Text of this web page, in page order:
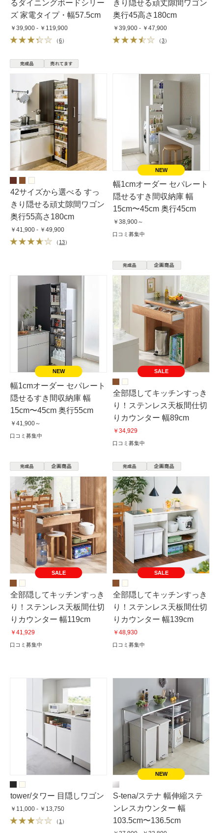
るダイニングボードシリー
ズ 家電タイプ・幅57.5cm
￥39,900 - ￥119,900
（6）
きり隠せる頑丈隙間ワゴン
奥行45高さ180cm
￥39,900 - ￥47,900
（3）
42サイズから選べる すっ
きり隠せる頑丈隙間ワゴン
奥行55高さ180cm
￥41,900 - ￥49,900
（ 13）
幅1cmオーダー セパレート
隠せるすき間収納庫 幅
15cm〜45cm 奥行45cm
￥38,900～
口コミ募集中
幅1cmオーダー セパレート
隠せるすき間収納庫 幅
15cm〜45cm 奥行55cm
￥41,900～
口コミ募集中
SALE
全部隠してキッチンすっき
り！ステンレス天板間仕切
りカウンター 幅89cm
￥34,929
口コミ募集中
SALE
全部隠してキッチンすっき
り！ステンレス天板間仕切
りカウンター 幅119cm
￥41,929
口コミ募集中
SALE
全部隠してキッチンすっき
り！ステンレス天板間仕切
りカウンター 幅139cm
￥48,930
口コミ募集中
tower/タワー 目隠しワゴン
￥11,000 - ￥13,750
（ 1 ）
S-tena/ステナ 幅伸縮ステ
ンレスカウンター 幅
103.5cm〜136.5cm